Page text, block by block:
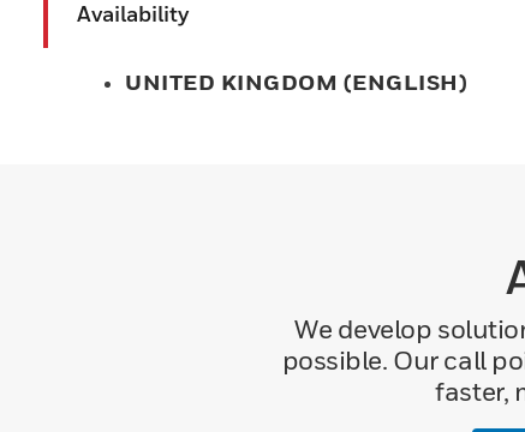
Availability
UNITED KINGDOM (ENGLISH)
We develop
possible. Our call
faster,